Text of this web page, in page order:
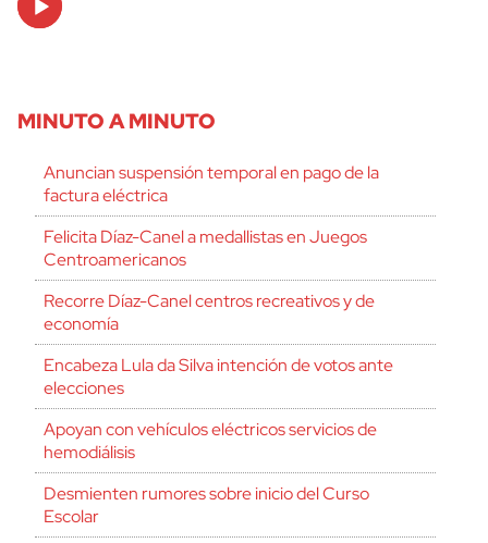
Player
MINUTO A MINUTO
Anuncian suspensión temporal en pago de la
factura eléctrica
Felicita Díaz-Canel a medallistas en Juegos
Centroamericanos
Recorre Díaz-Canel centros recreativos y de
economía
Encabeza Lula da Silva intención de votos ante
elecciones
Apoyan con vehículos eléctricos servicios de
hemodiálisis
Desmienten rumores sobre inicio del Curso
Escolar